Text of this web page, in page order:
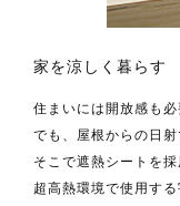
家を涼しく暮らす
住まいには開放感も
でも、屋根からの日
そこで遮熱シートを採
超高熱環境で使用す